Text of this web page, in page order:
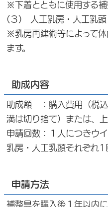
※下着とともに使用する補
(３) 人工乳房・人工乳頭
※乳房再建術等によって
ます。
助成内容
助成額 ：購入費用（税
満は切り捨て）または、
申請回数：１人につきウ
乳房・人工乳頭それぞれ1
申請方法
補整具を購入後１年以内